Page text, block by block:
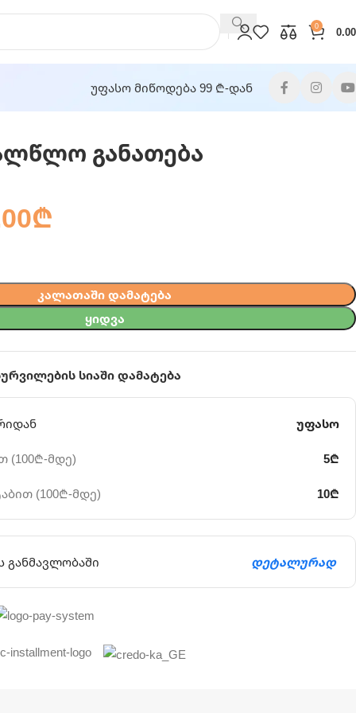
0 0.00
უფასო მიწოდება 99 ₾-დან
განათება
₾
ᲙᲐᲚᲐᲗᲐᲨᲘ ᲓᲐᲛᲐᲢᲔᲑᲐ
ᲧᲘᲓᲕᲐ
სიაში დამატება
(100₾-მდე)
(100₾-მდე)
უფასო
5₾
10₾
განმავლობაში დეტალურად